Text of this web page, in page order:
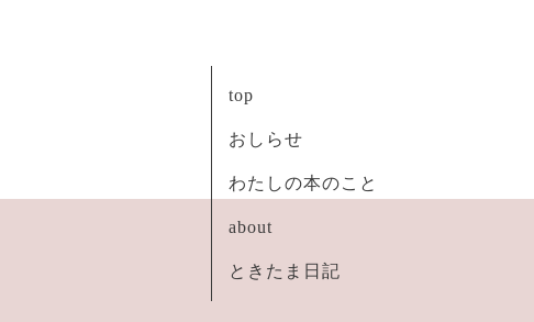
top
おしらせ
わたしの本のこと
about
ときたま日記